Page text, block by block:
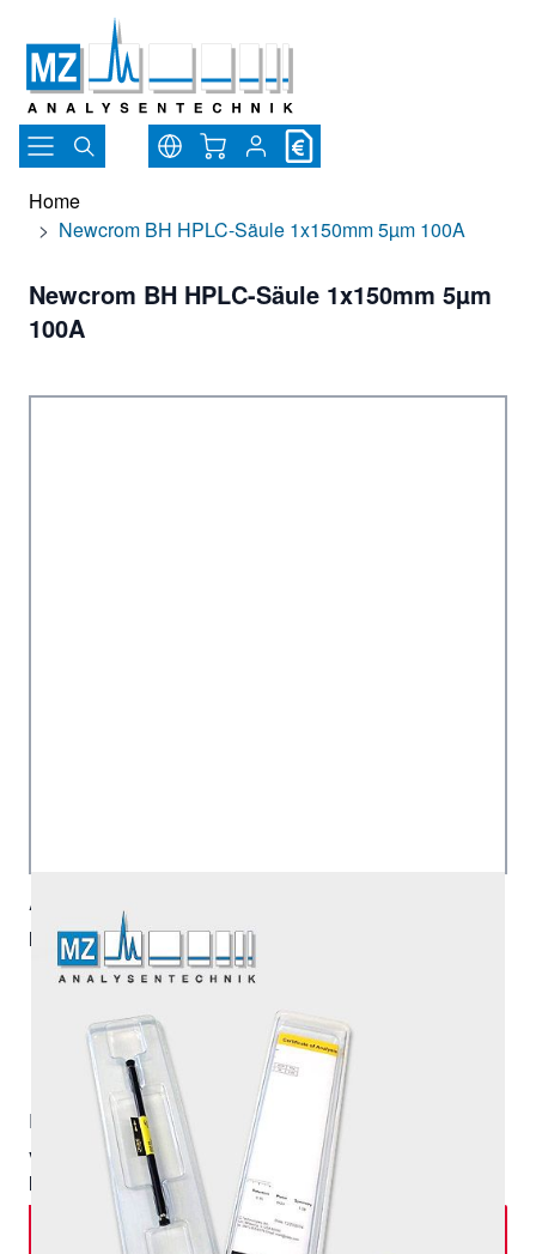
Direkt zum Inhalt
Warenkorb
Home
> Newcrom BH HPLC-Säule 1x150mm 5µm 100A
Newcrom BH HPLC-Säule 1x150mm 5µm
100A
Artikelnummer:
Hersteller: SIELC
1.424,00 € Lieferzeit:
ca. 6 Tage
Exkl. 19% Steuern, exkl.
Versandkosten
Verpackungseinheit:
1 Stk.,
Mindestbestellmenge:
1 Stück
In den Warenkorb